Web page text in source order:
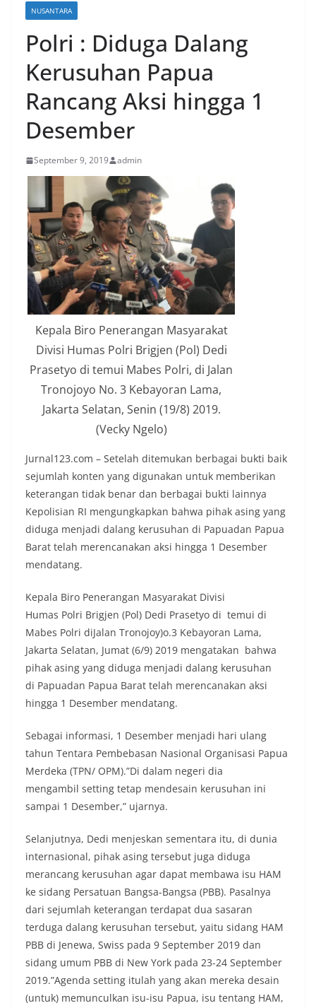
NUSANTARA
Polri : Diduga Dalang
Kerusuhan Papua
Rancang Aksi hingga 1
Desember
September 9, 2019 admin
Kepala Biro Penerangan Masyarakat
Divisi Humas Polri Brigjen (Pol) Dedi
Prasetyo di temui Mabes Polri, di Jalan
Tronojoyo No. 3 Kebayoran Lama,
Jakarta Selatan, Senin (19/8) 2019.
(Vecky Ngelo)
Jurnal123.com – Setelah ditemukan berbagai bukti baik
sejumlah konten yang digunakan untuk memberikan
keterangan tidak benar dan berbagai bukti lainnya
Kepolisian RI mengungkapkan bahwa pihak asing yang
diduga menjadi dalang kerusuhan di Papuadan Papua
Barat telah merencanakan aksi hingga 1 Desember
mendatang.
Kepala Biro Penerangan Masyarakat Divisi
Humas Polri Brigjen (Pol) Dedi Prasetyo di temui di
Mabes Polri diJalan Tronojoy)o.3 Kebayoran Lama,
Jakarta Selatan, Jumat (6/9) 2019 mengatakan bahwa
pihak asing yang diduga menjadi dalang kerusuhan
di Papuadan Papua Barat telah merencanakan aksi
hingga 1 Desember mendatang.
Sebagai informasi, 1 Desember menjadi hari ulang
tahun Tentara Pembebasan Nasional Organisasi Papua
Merdeka (TPN/ OPM).”Di dalam negeri dia
mengambil setting tetap mendesain kerusuhan ini
sampai 1 Desember,” ujarnya.
Selanjutnya, Dedi menjeskan sementara itu, di dunia
internasional, pihak asing tersebut juga diduga
merancang kerusuhan agar dapat membawa isu HAM
ke sidang Persatuan Bangsa-Bangsa (PBB). Pasalnya
dari sejumlah keterangan terdapat dua sasaran
terduga dalang kerusuhan tersebut, yaitu sidang HAM
PBB di Jenewa, Swiss pada 9 September 2019 dan
sidang umum PBB di New York pada 23-24 September
2019.”Agenda setting itulah yang akan mereka desain
(untuk) memunculkan isu-isu Papua, isu tentang HAM,